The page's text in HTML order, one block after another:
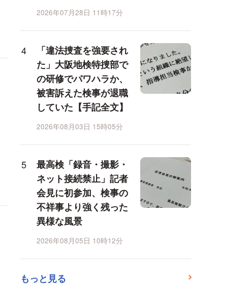
2026年07月28日 11時17分
「違法捜査を強要され
た」大阪地検特捜部で
の研修でパワハラか、
被害訴えた検事が退職
していた【手記全文】
2026年08月03日 15時05分
最高検「録音・撮影・
ネット接続禁止」記者
会見に初参加、検事の
不祥事より強く残った
異様な風景
2026年08月05日 10時12分
もっと見る